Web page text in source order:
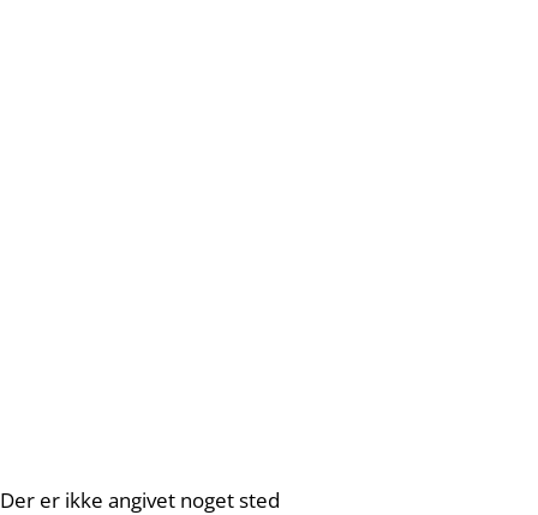
Der er ikke angivet noget sted